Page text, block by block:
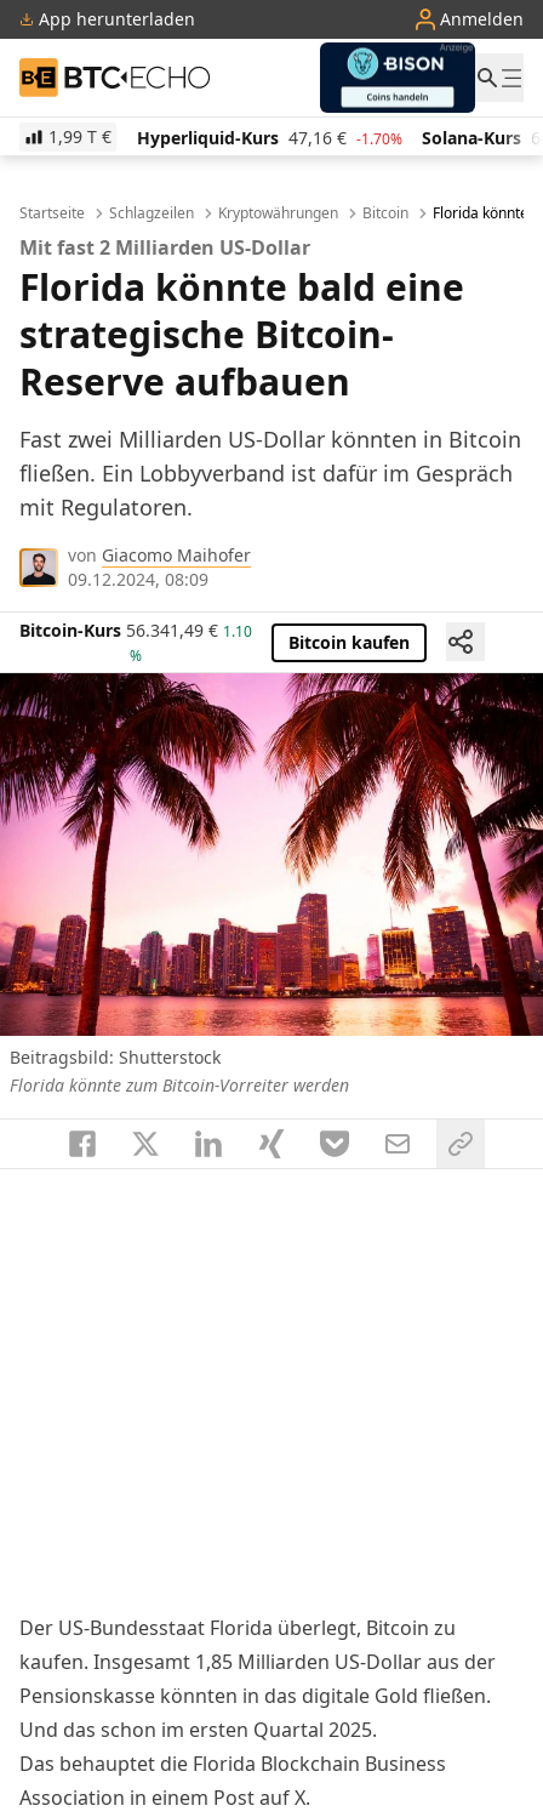
App herunterladen Anmelden
BTC-ECHO
1,99 T €
Hyperliquid-Kurs 47,16 € -1.70% Solana-Kurs 64,79 € 2.60%
Startseite Schlagzeilen Kryptowährungen Bitcoin Florida könnte
Mit fast 2 Milliarden US-Dollar
Florida könnte bald eine
strategische Bitcoin-
Reserve aufbauen
Fast zwei Milliarden US-Dollar könnten in Bitcoin
fließen. Ein Lobbyverband ist dafür im Gespräch
mit Regulatoren.
von Giacomo Maihofer
09.12.2024, 08:09
Bitcoin-Kurs 56.341,49 € 1.10
%
Bitcoin kaufen
Beitragsbild: Shutterstock
Florida könnte zum Bitcoin-Vorreiter werden
Der US-Bundesstaat Florida überlegt, Bitcoin zu
kaufen. Insgesamt 1,85 Milliarden US-Dollar aus der
Pensionskasse könnten in das digitale Gold fließen.
Und das schon im ersten Quartal 2025.
Das behauptet die Florida Blockchain Business
Association in einem Post aufX.